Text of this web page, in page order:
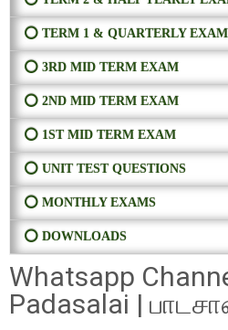
⭕ TERM 1 & QUARTERLY EXAM
⭕ 3RD MID TERM EXAM
⭕ 2ND MID TERM EXAM
⭕ 1ST MID TERM EXAM
⭕ UNIT TEST QUESTIONS
⭕ MONTHLY EXAMS
⭕ DOWNLOADS
Whatsapp
Padasalai |